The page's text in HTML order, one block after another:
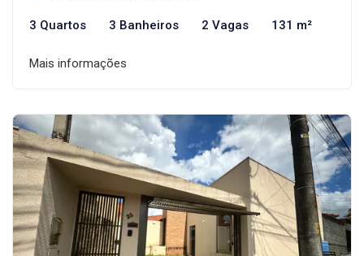
3 Quartos 3 Banheiros 2 Vagas 131 m²
Mais informações